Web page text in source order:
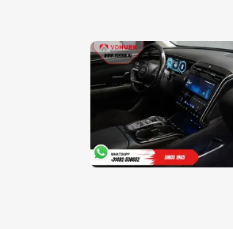
Airco automatisch
Airco separaat achter
Alarm klasse
Alarmsysteem
Android Auto
Anti Blokkeer Systeem